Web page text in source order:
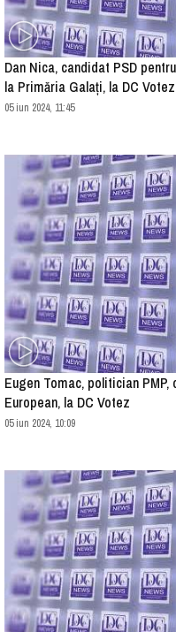
Dan Nica, candidat PSD
la Primăria Galați, la DC Votez
05 iun 2024, 11:45
Eugen Tomac, politician
European, la DC Votez
05 iun 2024, 10:09